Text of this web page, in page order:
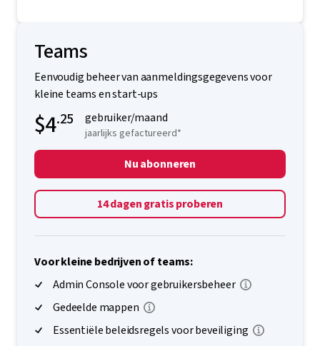
Teams
Eenvoudig beheer van aanmeldingsgegevens voor
kleine teams en start-ups
$4.25 gebruiker/maand
jaarlijks gefactureerd*
Nu abonneren
14 dagen gratis proberen
Voor kleine bedrijven of teams:
Admin Console voor gebruikersbeheer
Gedeelde mappen
Essentiële beleidsregels voor beveiliging